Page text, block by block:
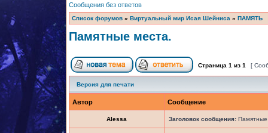
Сообщения без ответов
Список форумов » Виртуальный мир Исая Шейниса » ПАМЯТЬ
Памятные места.
Страница 1 из 1 [
Версия для печати
Автор Сообщение
Alessa Заголовок сообщения: